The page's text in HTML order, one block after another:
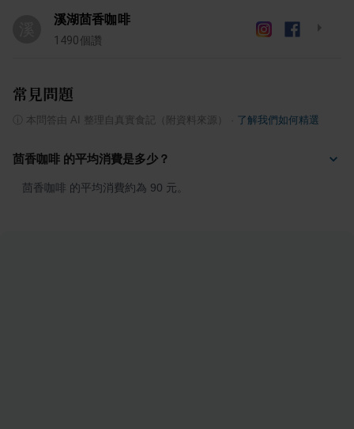
溪湖茴香咖啡
1490個讚
常見問題
本問答由 AI 整理自真實食記（附資料來源） 了解我們如何精選
茴香咖啡 的平均消費是多少？
茴香咖啡 的平均消費約為 90 元。